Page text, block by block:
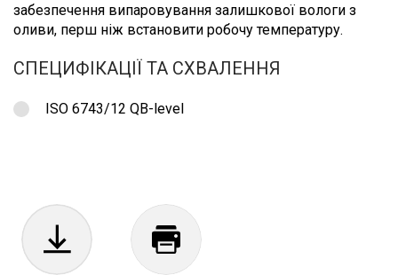
забезпечення випаровування залишкової вологи з
оливи, перш ніж встановити робочу температуру.
СПЕЦИФІКАЦІЇ ТА СХВАЛЕННЯ
ISO 6743/12 QB-level